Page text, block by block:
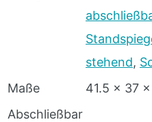
stehend,
Maße
41.5 x 37
Abschließbar